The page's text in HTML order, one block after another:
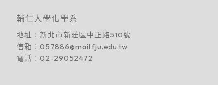
輔仁大學化學系
地址： 新北市新莊區中正路510號
信箱： 057886@mail.fju.edu.tw
電話： 02-29052472